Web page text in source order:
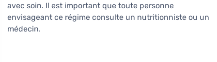
avec soin. Il est important que toute personne
envisageant ce régime consulte un nutritionniste ou un
médecin.